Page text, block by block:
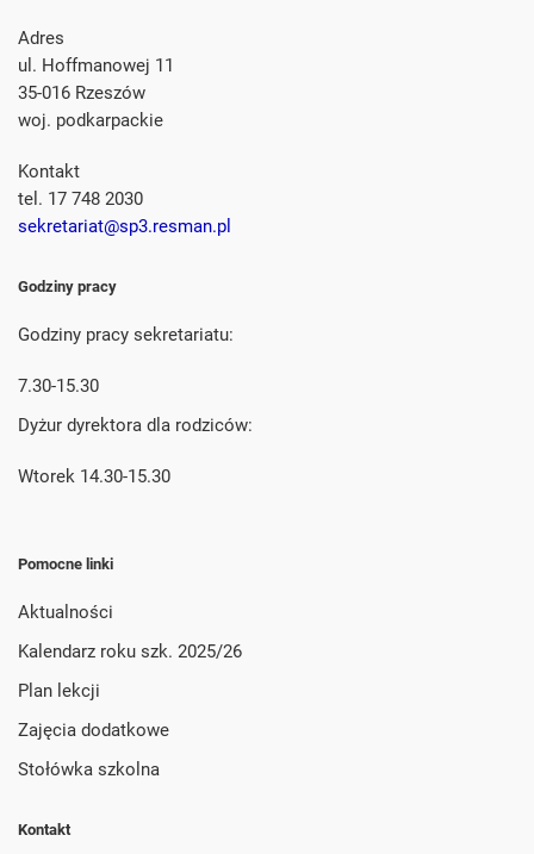
Adres
ul. Hoffmanowej 11
35-016 Rzeszów
woj. podkarpackie
Kontakt
tel. 17 748 2030
sekretariat@sp3.resman.pl
Godziny pracy
Godziny pracy sekretariatu:
7.30-15.30
Dyżur dyrektora dla rodziców:
Wtorek 14.30-15.30
Pomocne linki
Aktualności
Kalendarz roku szk. 2025/26
Plan lekcji
Zajęcia dodatkowe
Stołówka szkolna
Kontakt